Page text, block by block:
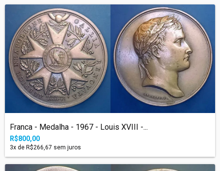
Franca - Medalha - 1967 - Louis XVIII -...
R$800,00
3x de R$266,67 sem juros